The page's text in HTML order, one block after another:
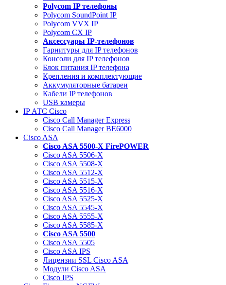
Polycom IP телефоны
Polycom SoundPoint IP
Polycom VVX IP
Polycom CX IP
Аксессуары IP-телефонов
Гарнитуры для IP телефонов
Консоли для IP телефонов
Блок питания IP телефона
Крепления и комплектующие
Аккумуляторные батареи
Кабели IP телефонов
USB камеры
IP АТС Cisco
Cisco Call Manager Express
Cisco Call Manager BE6000
Cisco ASA
Cisco ASA 5500-X FirePOWER
Cisco ASA 5506-X
Cisco ASA 5508-X
Cisco ASA 5512-X
Cisco ASA 5515-X
Cisco ASA 5516-X
Cisco ASA 5525-X
Cisco ASA 5545-X
Cisco ASA 5555-X
Cisco ASA 5585-X
Cisco ASA 5500
Cisco ASA 5505
Cisco ASA IPS
Лицензии SSL Cisco ASA
Модули Cisco ASA
Cisco IPS